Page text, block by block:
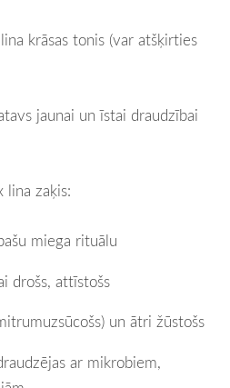
krāsas tonis (var atšķirties
jaunai un īstai draudzībai
lina zaķis:
miega rituālu
drošs, attīstošs
un ātri žūstošs
ar mikrobiem,